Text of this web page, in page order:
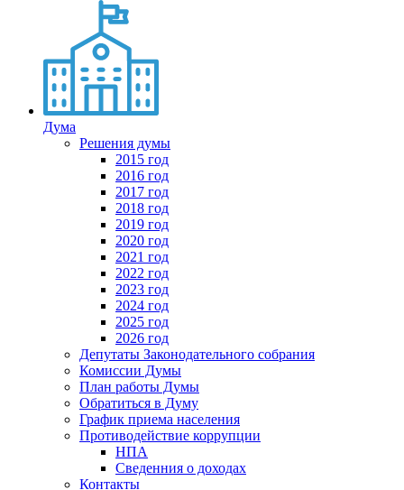
Дума
Решения думы
2015 год
2016 год
2017 год
2018 год
2019 год
2020 год
2021 год
2022 год
2023 год
2024 год
2025 год
2026 год
Депутаты Законодательного собрания
Комиссии Думы
План работы Думы
Обратиться в Думу
График приема населения
Противодействие коррупции
НПА
Сведенния о доходах
Контакты